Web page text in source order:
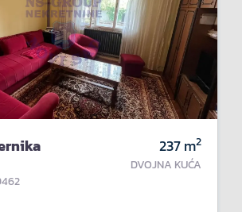
237m2
DVOJNA KUĆA